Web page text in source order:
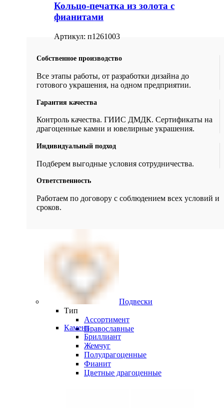
Кольцо-печатка из золота с
фианитами
Артикул: п1261003
Собственное производство
Все этапы работы, от разработки дизайна до
готового украшения, на одном предприятии.
Гарантия качества
Контроль качества. ГИИС ДМДК. Сертификаты на
драгоценные камни и ювелирные украшения.
Индивидуальный подход
Подберем выгодные условия сотрудничества.
Ответственность
Работаем по договору с соблюдением всех условий и
сроков.
Подвески
Тип
Ассортимент
Православные
Камень
Бриллиант
Жемчуг
Полудрагоценные
Фианит
Цветные драгоценные